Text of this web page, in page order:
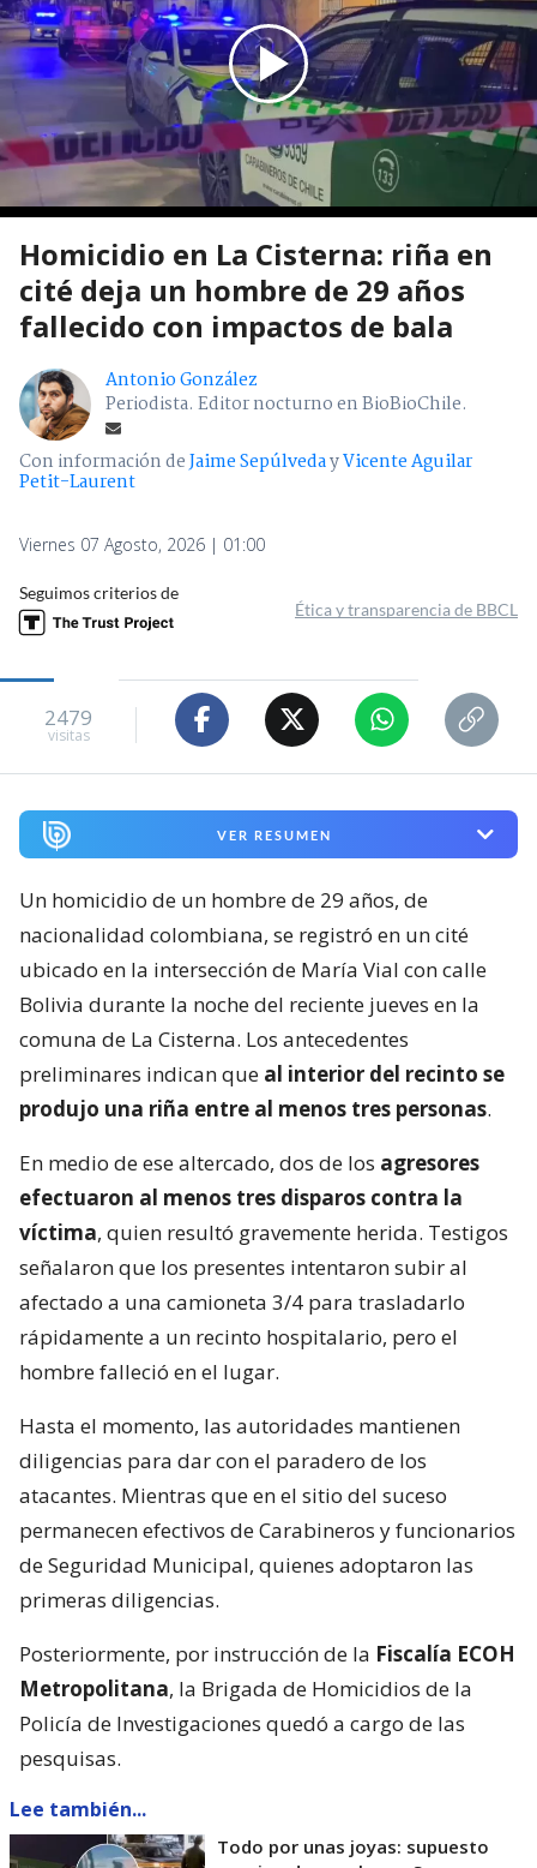
Homicidio en La Cisterna: riña en
cité deja un hombre de 29 años
fallecido con impactos de bala
Antonio González
Periodista. Editor nocturno en BioBioChile.
Con información deJaime SepúlvedayVicente Aguilar
Petit-Laurent
Viernes 07 Agosto, 2026 | 01:00
Seguimos criterios de
Ética y transparencia de BBCL
2479
visitas
VER RESUMEN
Un homicidio de un hombre de 29 años, de
nacionalidad colombiana, se registró en un cité
ubicado en la intersección de María Vial con calle
Bolivia durante la noche del reciente jueves en la
comuna de La Cisterna. Los antecedentes
preliminares indican que al interior del recinto se
produjo una riña entre al menos tres personas.
En medio de ese altercado, dos de los agresores
efectuaron al menos tres disparos contra la
víctima, quien resultó gravemente herida. Testigos
señalaron que los presentes intentaron subir al
afectado a una camioneta 3/4 para trasladarlo
rápidamente a un recinto hospitalario, pero el
hombre falleció en el lugar.
Hasta el momento, las autoridades mantienen
diligencias para dar con el paradero de los
atacantes. Mientras que en el sitio del suceso
permanecen efectivos de Carabineros y funcionarios
de Seguridad Municipal, quienes adoptaron las
primeras diligencias.
Posteriormente, por instrucción de la Fiscalía ECOH
Metropolitana, la Brigada de Homicidios de la
Policía de Investigaciones quedó a cargo de las
pesquisas.
Lee también...
Todo por unas joyas: supuesto